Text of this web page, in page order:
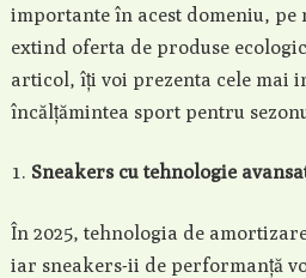
importante în acest domeniu, pe
extind oferta de produse
articol, îți voi prezenta cele mai
încălțămintea sport pentru
Sneakers cu tehnologie
În 2025, tehnologia de
iar sneakers-ii de performanță